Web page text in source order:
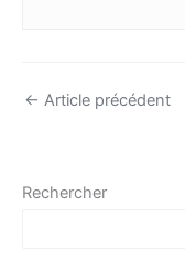
← Article précédent
Rechercher